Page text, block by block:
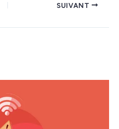
SUIVANT